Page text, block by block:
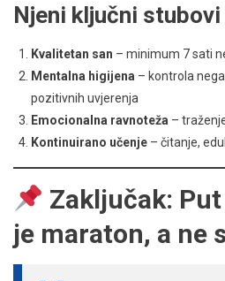
Njeni ključni
Kvalitetan san – minimum 7 sati
Mentalna higijena – kontrola
pozitivnih uvjerenja
Emocionalna ravnoteža –
Kontinuirano učenje – čitanje,
Zaključak:
je maraton, a ne